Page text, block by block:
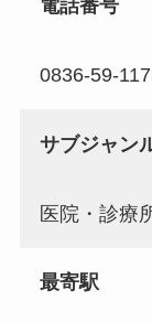
電話番号
0836-59-
サブジャン
医院・診療
最寄駅